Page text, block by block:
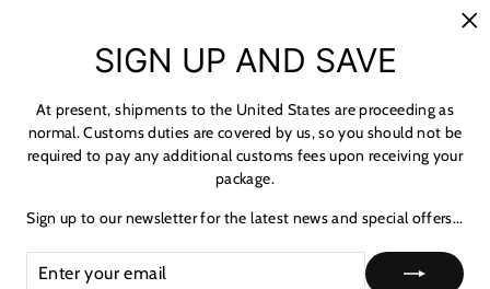
ASK A QUESTION
SIGN UP AND SAVE
At present, shipments to the United States are proceeding as
normal. Customs duties are covered by us, so you should not be
required to pay any additional customs fees upon receiving your
package.
Sign up to our newsletter for the latest news and special offers...
YOUR
★ レビュー